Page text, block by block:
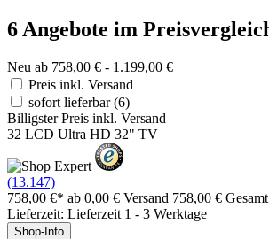
6 Angebote im
Neu ab 758,00 € - 1.199,00 €
Preis inkl. Versand
sofort lieferbar(6)
Billigster Preis inkl. Versand
32 LCD Ultra HD 32" TV
(13.147)
758,00 €* ab 0,00 € Versand 758,00 € Gesamt
Lieferzeit: Lieferzeit 1 - 3 Werktage
Shop-Info